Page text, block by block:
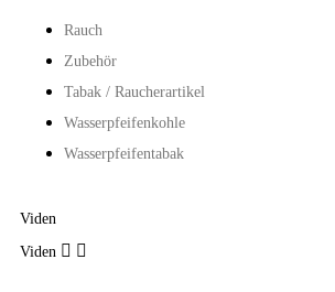
Rauch
Zubehör
Tabak / Raucherartikel
Wasserpfeifenkohle
Wasserpfeifentabak
Viden
Viden  